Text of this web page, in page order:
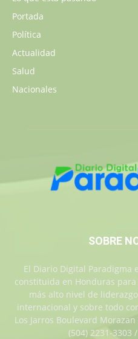
Portada
Política
Actualidad
Salud
Nacionales
SOBRE
El Diario Digital Paradigma
constituida en Honduras
más alto nivel de
internacional y sobre todo
Los Jarros Boulevard
(504) 2231-3303